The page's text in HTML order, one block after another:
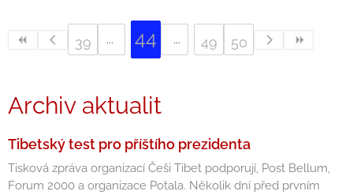
39 44 49 50
Archiv aktualit
Tibetský test pro příštího prezidenta
Tisková zpráva organizací Češi Tibet podporují, Post Bellum,
Forum 2000 a organizace Potala. Několik dní před prvním